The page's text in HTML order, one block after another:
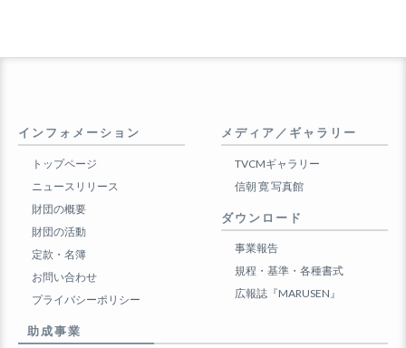
インフォメーション
トップページ
ニュースリリース
財団の概要
財団の活動
定款・名簿
お問い合わせ
プライバシーポリシー
メディア／ギャラリー
TVCMギャラリー
信朝 寛 写真館
ダウンロード
事業報告
規程・基準・各種書式
広報誌『MARUSEN』
助成事業